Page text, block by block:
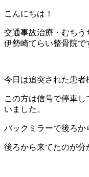
こんにちは！
交通事故治療・むちう
伊勢崎てらい整骨院で
今日は追突された患者
この方は信号で停車
いました。
バックミラーで後ろか
後ろから来てたのが分